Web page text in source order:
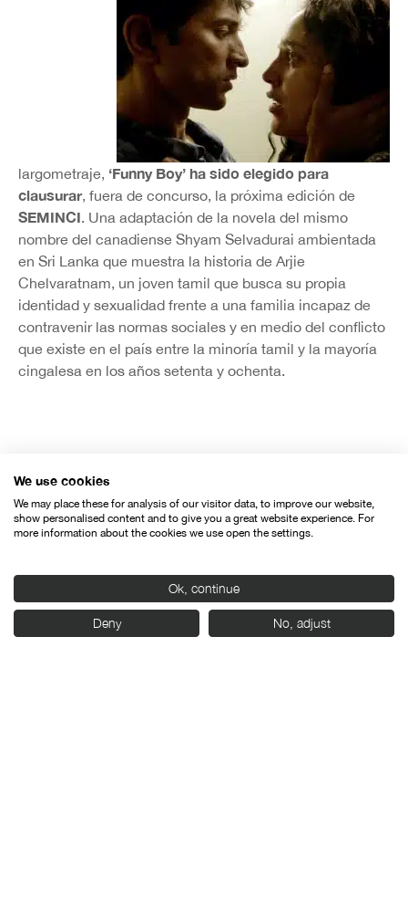
largometraje, ‘Funny Boy’ ha sido elegido para
clausurar, fuera de concurso, la próxima edición de
SEMINCI. Una adaptación de la novela del mismo
nombre del canadiense Shyam Selvadurai ambientada
en Sri Lanka que muestra la historia de Arjie
Chelvaratnam, un joven tamil que busca su propia
identidad y sexualidad frente a una familia incapaz de
contravenir las normas sociales y en medio del conflicto
que existe en el país entre la minoría tamil y la mayoría
cingalesa en los años setenta y ochenta.
Organiza:
We use cookies
We may place these for analysis of our visitor data, to improve our website,
show personalised content and to give you a great website experience. For
more information about the cookies we use open the settings.
Ok, continue
Deny No, adjust